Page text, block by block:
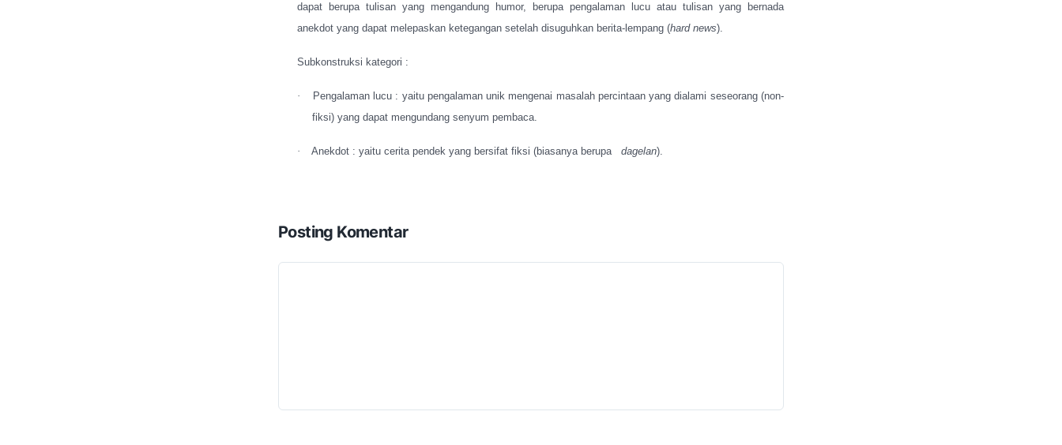
dapat berupa tulisan yang mengandung humor, berupa pengalaman lucu atau tulisan yang bernada
anekdot yang dapat melepaskan ketegangan setelah disuguhkan berita-lempang (hard news).
Subkonstruksi kategori :
·
Pengalaman lucu : yaitu pengalaman unik mengenai masalah percintaan yang dialami seseorang (non-
fiksi) yang dapat mengundang senyum pembaca.
· Anekdot : yaitu cerita pendek yang bersifat fiksi (biasanya berupa dagelan).
Posting Komentar